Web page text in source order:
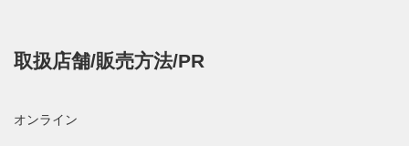
な"CUSHLON 3.0"ミッドソールを組み合わせた多層構造を採
取扱店舗/販売方法/PR
オンライン